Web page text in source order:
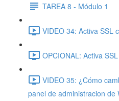
TAREA 8 - Módulo 1
VIDEO 34: Activa SSL
OPCIONAL: Activa
VIDEO 35: ¿Cómo
panel de administracion de